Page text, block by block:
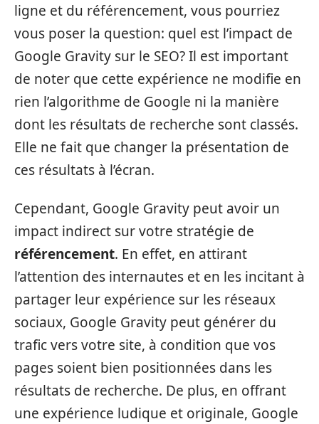
ligne et du référencement, vous pourriez
vous poser la question: quel est l’impact de
Google Gravity sur le SEO? Il est important
de noter que cette expérience ne modifie en
rien l’algorithme de Google ni la manière
dont les résultats de recherche sont classés.
Elle ne fait que changer la présentation de
ces résultats à l’écran.
Cependant, Google Gravity peut avoir un
impact indirect sur votre stratégie de
référencement. En effet, en attirant
l’attention des internautes et en les incitant à
partager leur expérience sur les réseaux
sociaux, Google Gravity peut générer du
trafic vers votre site, à condition que vos
pages soient bien positionnées dans les
résultats de recherche. De plus, en offrant
une expérience ludique et originale, Google